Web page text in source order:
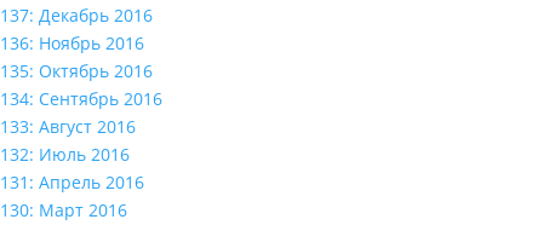
137: Декабрь 2016
136: Ноябрь 2016
135: Октябрь 2016
134: Сентябрь 2016
133: Август 2016
132: Июль 2016
131: Апрель 2016
130: Март 2016